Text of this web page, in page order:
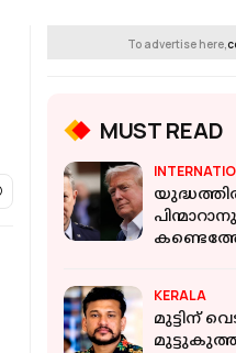
To advertise here,
MUST READ
റിപ്പോർട്ട്
KERALA
മുട്ടിന്